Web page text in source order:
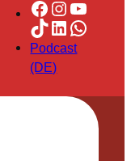
Facebook
TikTok
LinkedIn
Podcast
(DE)